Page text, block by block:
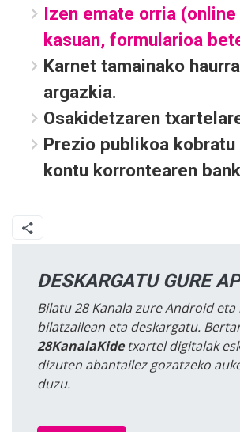
Izen emate orria
kasuan, formularioa
Karnet tamainako
argazkia.
Osakidetzaren
Prezio publikoa
kontu korrontearen
DESKARGATU GURE
Bilatu 28 Kanala zure Android eta
bilatzailean eta deskargatu.
28KanalaKidetxartel digitalak
dizuten abantailez gozatzeko
duzu.